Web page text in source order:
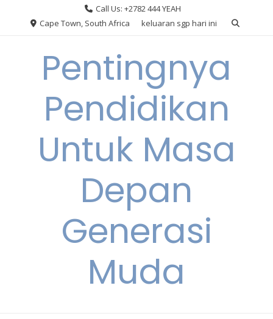
Call Us: +2782 444 YEAH
Cape Town, South Africa
keluaran sgp hari ini
Pentingnya
Pendidikan
Untuk Masa
Depan
Generasi
Muda